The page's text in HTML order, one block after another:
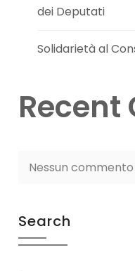
dei Deputati
Solidarietà al
Nessun
Search